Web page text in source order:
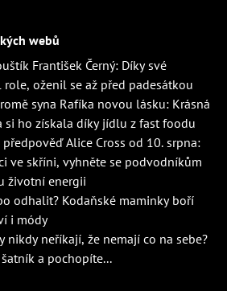
webů
František Černý: Díky své
role, oženil se až před padesátkou
syna Rafíka novou lásku: Krásná
si ho získala díky jídlu z fast foodu
Alice Cross od 10. srpna:
ve skříni, vyhněte se podvodníkům
životní energii
odhalit? Kodaňské maminky boří
i módy
nikdy neříkají, že nemají co na sebe?
a pochopíte...